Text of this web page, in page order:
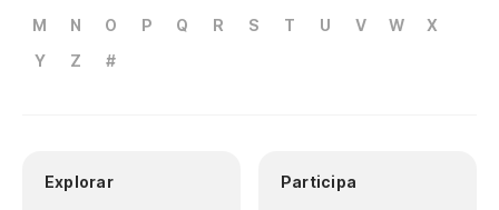
M
N O P Q R S T U V W
X
Y
Z #
Explorar Participa